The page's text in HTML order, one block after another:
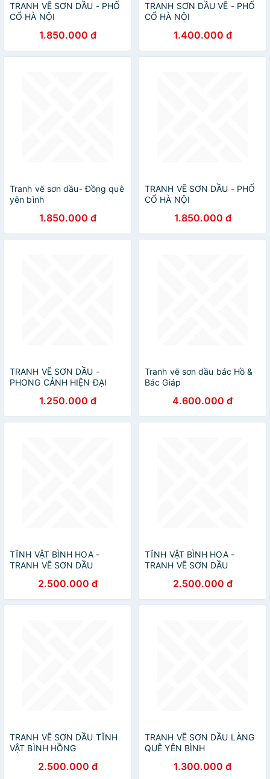
TRANH VẼ SƠN DẦU - PHỐ
CỔ HÀ NỘI
1.850.000 đ
TRANH SƠN DẦU VẼ - PHỐ
CỔ HÀ NỘI
1.400.000 đ
Tranh vẽ sơn dầu- Đồng quê
yên bình
1.850.000 đ
TRANH VẼ SƠN DẦU - PHỐ
CỔ HÀ NỘI
1.850.000 đ
TRANH VẼ SƠN DẦU -
PHONG CẢNH HIỆN ĐẠI
1.250.000 đ
Tranh vẽ sơn dầu bác Hồ &
Bác Giáp
4.600.000 đ
TĨNH VẬT BÌNH HOA -
TRANH VẼ SƠN DẦU
2.500.000 đ
TĨNH VẬT BÌNH HOA -
TRANH VẼ SƠN DẦU
2.500.000 đ
TRANH VẼ SƠN DẦU TĨNH
VẬT BÌNH HỒNG
2.500.000 đ
TRANH VẼ SƠN DẦU LÀNG
QUÊ YÊN BÌNH
1.300.000 đ